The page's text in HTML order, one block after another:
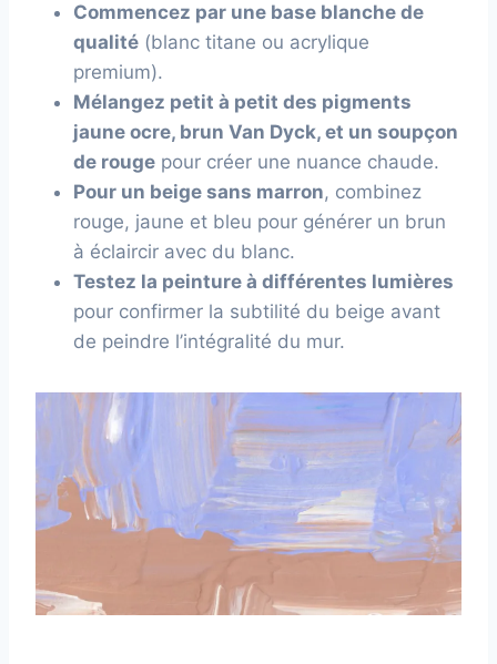
Commencez par une base blanche de
qualité (blanc titane ou acrylique
premium).
Mélangez petit à petit des pigments
jaune ocre, brun Van Dyck, et un soupçon
de rouge pour créer une nuance chaude.
Pour un beige sans marron, combinez
rouge, jaune et bleu pour générer un brun
à éclaircir avec du blanc.
Testez la peinture à différentes lumières
pour confirmer la subtilité du beige avant
de peindre l’intégralité du mur.